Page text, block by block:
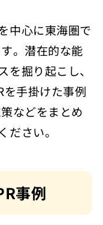
に
施策
情報
中心に東海圏で
。潜在的な能
掘り起こし、
を手掛けた事例
などをまとめ
ださい。
事例